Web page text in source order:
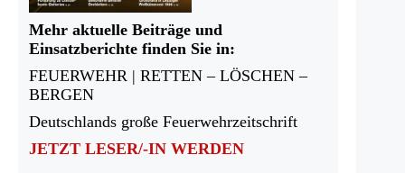
Mehr aktuelle Beiträge und
Einsatzberichte finden Sie in:
FEUERWEHR | RETTEN – LÖSCHEN –
BERGEN
Deutschlands große Feuerwehrzeitschrift
JETZT LESER/-IN WERDEN